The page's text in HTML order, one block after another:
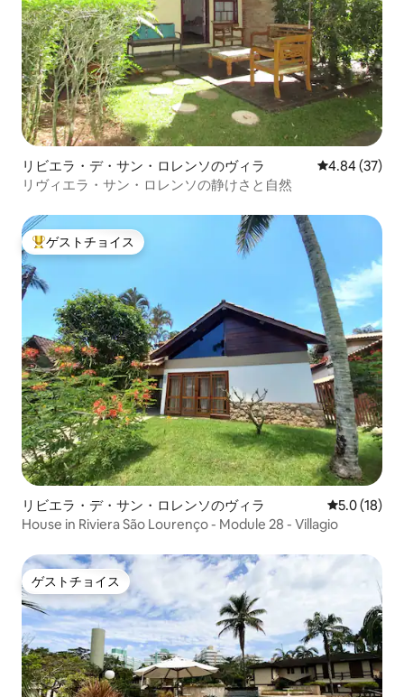
リビエラ・デ・サン・ロレンソのヴィラ レビュー37
4.84 (37)
リヴィエラ・サン・ロレンソの静けさと自然
大好評のゲストチョイスです。
ゲストチョイス
リビエラ・デ・サン・ロレンソのヴィラ レビュー18
5.0 (18)
House in Riviera São Lourenço - Module 28 - Villagio
ゲストチョイス
ゲストチョイス